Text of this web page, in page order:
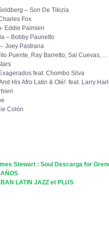
– Son De Tikizia
Fox
Eddie Palmieri
– Bobby Paunetto
Joey Pastrana
Puente, Ray Barretto, Sal Cuevas, …
feat. Chombo Silva
His Afro Latin & Olé! feat. Larry
Colón
Stewart : Soul Descarga for
LATIN JAZZ et PLUS